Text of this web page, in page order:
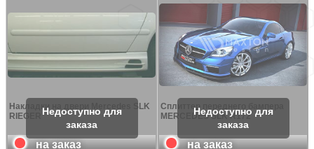
Накладки на двери Mercedes SLK
RIEGER
на заказ
Сплиттер переднего бампера
MERCEDES SLK R172
на заказ